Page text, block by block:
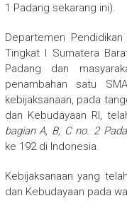
1 Padang sekarang ini).
Departemen
Tingkat I Sumatera
Padang dan
penambahan satu
kebijaksanaan, pada
dan Kebudayaan RI,
bagian A, B, C no. 2
ke 192 di Indonesia.
Kebijaksanaan yang
dan Kebudayaan pada